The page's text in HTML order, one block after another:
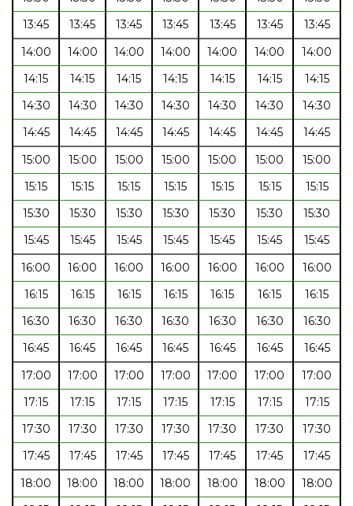
13:45
13:45 13:45 13:45 13:45 13:45
13:45
14:00
14:00 14:00 14:00 14:00 14:00
14:00
14:15
14:15 14:15 14:15 14:15 14:15
14:15
14:30
14:30 14:30 14:30 14:30 14:30
14:30
14:45
14:45 14:45 14:45 14:45 14:45
14:45
15:00
15:00 15:00 15:00 15:00 15:00
15:00
15:15
15:15 15:15 15:15 15:15 15:15
15:15
15:30
15:30 15:30 15:30 15:30 15:30
15:30
15:45
15:45 15:45 15:45 15:45 15:45
15:45
16:00
16:00 16:00 16:00 16:00 16:00
16:00
16:15
16:15 16:15 16:15 16:15 16:15
16:15
16:30
16:30 16:30 16:30 16:30 16:30
16:30
16:45
16:45 16:45 16:45 16:45 16:45
16:45
17:00
17:00 17:00 17:00 17:00 17:00
17:00
17:15
17:15 17:15 17:15 17:15 17:15
17:15
17:30
17:30 17:30 17:30 17:30 17:30
17:30
17:45
17:45 17:45 17:45 17:45 17:45
17:45
18:00
18:00 18:00 18:00 18:00 18:00
18:00